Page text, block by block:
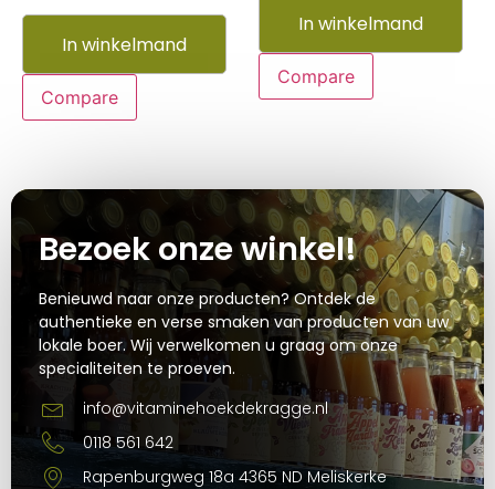
In winkelmand
Compare
In winkelmand
Compare
Bezoek onze winkel!
Benieuwd naar onze producten? Ontdek de
authentieke en verse smaken van producten van uw
lokale boer. Wij verwelkomen u graag om onze
specialiteiten te proeven.
info@vitaminehoekdekragge.nl
0118 561 642
Rapenburgweg 18a 4365 ND Meliskerke